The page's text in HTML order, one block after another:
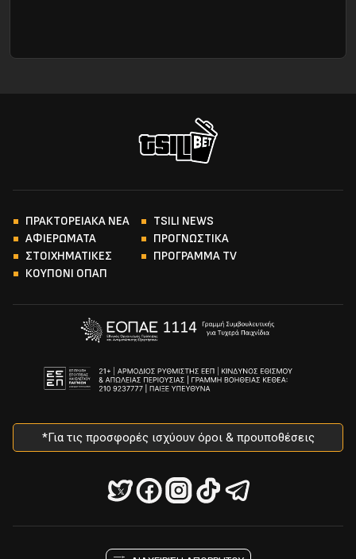
ΠΡΑΚΤΟΡΕΙΑΚΑ ΝΕΑ
TSILI NEWS
ΑΦΙΕΡΩΜΑΤΑ
ΠΡΟΓΝΩΣΤΙΚΑ
ΣΤΟΙΧΗΜΑΤΙΚΕΣ
ΠΡΟΓΡΑΜΜΑ TV
ΚΟΥΠΟΝΙ ΟΠΑΠ
*Για τις προσφορές ισχύουν όροι & προυποθέσεις